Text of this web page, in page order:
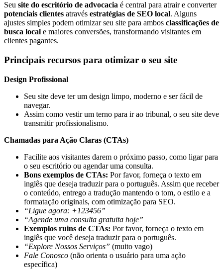
Seu site do escritório de advocacia é central para atrair e converter
potenciais clientes através estratégias de SEO local. Alguns
ajustes simples podem otimizar seu site para ambos classificações de
busca local e maiores conversões, transformando visitantes em
clientes pagantes.
Principais recursos para otimizar o seu site
Design Profissional
Seu site deve ter um design limpo, moderno e ser fácil de
navegar.
Assim como vestir um terno para ir ao tribunal, o seu site deve
transmitir profissionalismo.
Chamadas para Ação Claras (CTAs)
Facilite aos visitantes darem o próximo passo, como ligar para
o seu escritório ou agendar uma consulta.
Bons exemplos de CTAs: Por favor, forneça o texto em
inglês que deseja traduzir para o português. Assim que receber
o conteúdo, entrego a tradução mantendo o tom, o estilo e a
formatação originais, com otimização para SEO.
“Ligue agora: +123456”
“Agende uma consulta gratuita hoje”
Exemplos ruins de CTAs: Por favor, forneça o texto em
inglês que você deseja traduzir para o português.
“Explore Nossos Serviços” (muito vago)
Fale Conosco (não orienta o usuário para uma ação
específica)